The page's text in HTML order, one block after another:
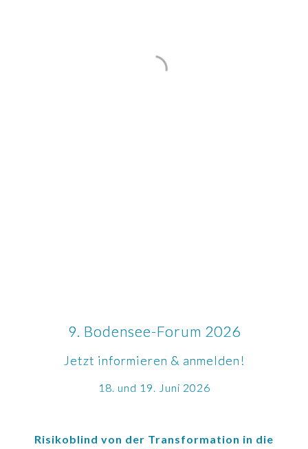
9. Bodensee-Forum 2026
Jetzt informieren & anmelden!
18. und 19. Juni 2026
Risikoblind von der Transformation in die